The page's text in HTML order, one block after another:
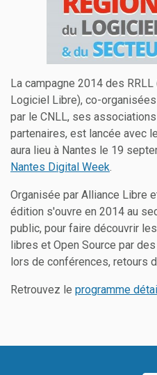
La campagne 2014 des
Logiciel Libre), co-
par le CNLL, ses
partenaires, est lancée avec
aura lieu à Nantes le 19
Nantes Digital Week.
Organisée par Alliance Libre
édition s'ouvre en 2014 au
public, pour faire découvrir
libres et Open Source par
lors de conférences, retours
Retrouvez le programme